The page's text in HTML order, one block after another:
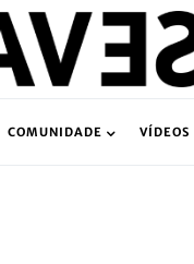
COMUNIDADE VÍDEOS